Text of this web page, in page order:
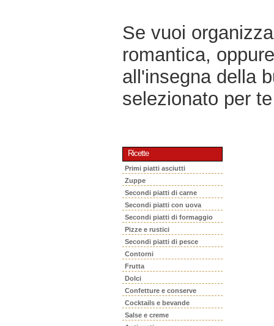
Se vuoi
romantica,
all'insegna della
selezionato per
Ricette
Primi piatti asciutti
Zuppe
Secondi piatti di carne
Secondi piatti con uova
Secondi piatti di formaggio
Pizze e rustici
Secondi piatti di pesce
Contorni
Frutta
Dolci
Confetture e conserve
Cocktails e bevande
Salse e creme